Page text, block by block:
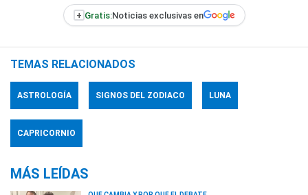
+ Gratis:Noticias exclusivas en
TEMAS RELACIONADOS
ASTROLOGÍA SIGNOS DEL ZODIACO LUNA
CAPRICORNIO
MÁS LEÍDAS